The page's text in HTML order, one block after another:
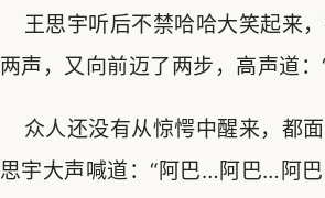
王思宇听后不禁哈哈大笑起来
两声，又向前迈了两步，高声道
众人还没有从惊愕中醒来，都
思宇大声喊道：“阿巴…阿巴…阿